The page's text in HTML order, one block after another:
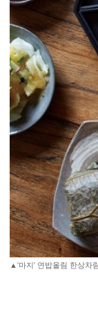
▲'마지' 연밥올림 한상차